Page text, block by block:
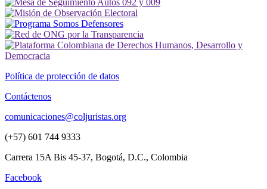
Política de protección de datos
Contáctenos
comunicaciones@coljuristas.org
(+57) 601 744 9333
Carrera 15A Bis 45-37, Bogotá, D.C., Colombia
Facebook